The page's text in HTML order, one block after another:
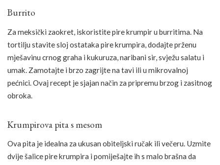
Burrito
Za meksički zaokret, iskoristite pire krumpir u burritima. Na
tortilju stavite sloj ostataka pire krumpira, dodajte prženu
mješavinu crnog graha i kukuruza, naribani sir, svježu salatu i
umak. Zamotajte i brzo zagrijte na tavi ili u mikrovalnoj
pećnici. Ovaj recept je sjajan način za pripremu brzog i zasitnog
obroka.
Krumpirova pita s mesom
Ova pita je idealna za ukusan obiteljski ručak ili večeru. Uzmite
dvije šalice pire krumpira i pomiješajte ih s malo brašna da